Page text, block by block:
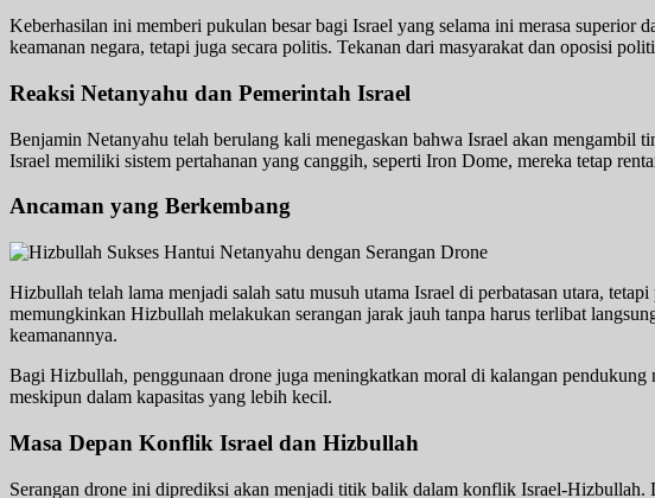
Keberhasilan ini memberi pukulan besar bagi Israel yang selama ini merasa
keamanan negara, tetapi juga secara politis. Tekanan dari masyarakat dan oposisi
Reaksi Netanyahu dan Pemerintah Israel
Benjamin Netanyahu telah berulang kali menegaskan bahwa Israel akan mengambil
Israel memiliki sistem pertahanan yang canggih, seperti Iron Dome, mereka tetap
Ancaman yang Berkembang
Hizbullah telah lama menjadi salah satu musuh utama Israel di perbatasan utara,
memungkinkan Hizbullah melakukan serangan jarak jauh tanpa harus terlibat
keamanannya.
Bagi Hizbullah, penggunaan drone juga meningkatkan moral di kalangan
meskipun dalam kapasitas yang lebih kecil.
Masa Depan Konflik Israel dan Hizbullah
Serangan drone ini diprediksi akan menjadi titik balik dalam konflik Israel-Hizbullah.